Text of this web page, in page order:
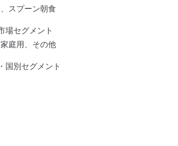
スプーン朝食
場セグメント
庭用、その他
国別セグメント